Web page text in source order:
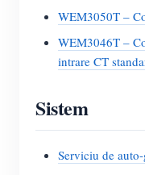
WEM3050T –
WEM3046T –
intrare CT
Sistem
Serviciu de